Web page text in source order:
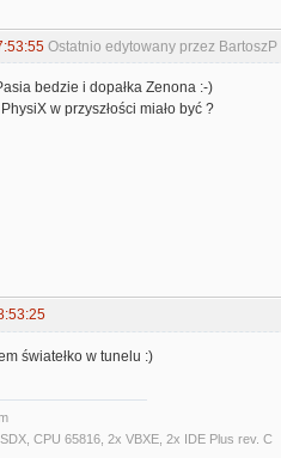
Ostatnio edytowany przez
bedzie i dopałka Zenona :-)
w przyszłości miało być ?
światełko w tunelu :)
CPU 65816, 2x VBXE, 2x IDE Plus rev. C